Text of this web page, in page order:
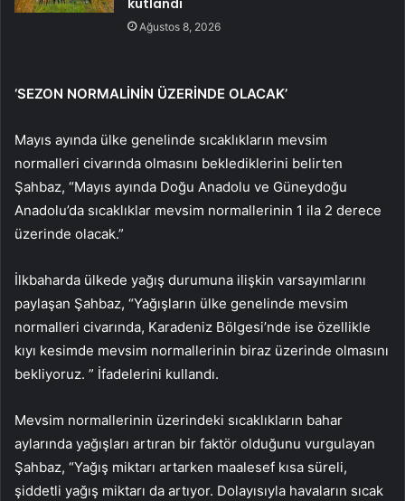
kutlandı
Ağustos 8, 2026
‘SEZON NORMALİNİN ÜZERİNDE OLACAK’
Mayıs ayında ülke genelinde sıcaklıkların mevsim
normalleri civarında olmasını beklediklerini belirten
Şahbaz, “Mayıs ayında Doğu Anadolu ve Güneydoğu
Anadolu’da sıcaklıklar mevsim normallerinin 1 ila 2 derece
üzerinde olacak.”
İlkbaharda ülkede yağış durumuna ilişkin varsayımlarını
paylaşan Şahbaz, “Yağışların ülke genelinde mevsim
normalleri civarında, Karadeniz Bölgesi’nde ise özellikle
kıyı kesimde mevsim normallerinin biraz üzerinde olmasını
bekliyoruz. ” İfadelerini kullandı.
Mevsim normallerinin üzerindeki sıcaklıkların bahar
aylarında yağışları artıran bir faktör olduğunu vurgulayan
Şahbaz, “Yağış miktarı artarken maalesef kısa süreli,
şiddetli yağış miktarı da artıyor. Dolayısıyla havaların sıcak